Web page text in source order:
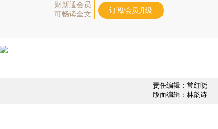
财新通会员
可畅读全文
订阅/会员升级
责任编辑：常红晓
版面编辑：林韵诗